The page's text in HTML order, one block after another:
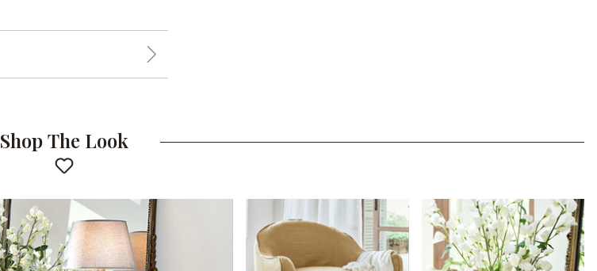
Shop The Look